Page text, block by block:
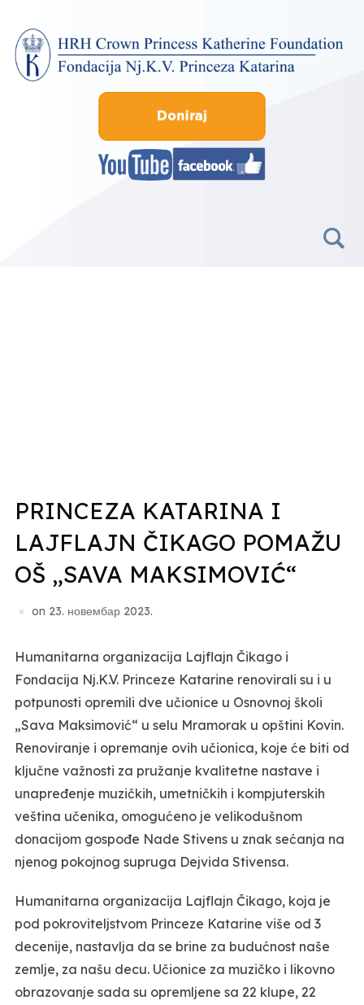
PRINCEZA KATARINA I
LAJFLAJN ČIKAGO POMAŽU
OŠ „SAVA MAKSIMOVIĆ“
on 23. новембар 2023.
Humanitarna organizacija Lajflajn Čikago i
Fondacija Nj.K.V. Princeze Katarine renovirali su i u
potpunosti opremili dve učionice u Osnovnoj školi
„Sava Maksimović“ u selu Mramorak u opštini Kovin.
Renoviranje i opremanje ovih učionica, koje će biti od
ključne važnosti za pružanje kvalitetne nastave i
unapređenje muzičkih, umetničkih i kompjuterskih
veština učenika, omogućeno je velikodušnom
donacijom gospođe Nade Stivens u znak sećanja na
njenog pokojnog supruga Dejvida Stivensa.
Humanitarna organizacija Lajflajn Čikago, koja je
pod pokroviteljstvom Princeze Katarine više od 3
decenije, nastavlja da se brine za budućnost naše
zemlje, za našu decu. Učionice za muzičko i likovno
obrazovanje sada su opremljene sa 22 klupe, 22